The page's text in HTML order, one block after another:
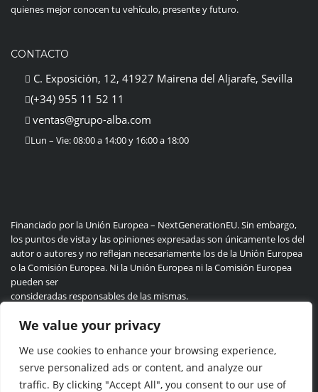
We value your privacy
We use cookies to enhance your browsing experience,
serve personalized ads or content, and analyze our
traffic. By clicking "Accept All", you consent to our use of
quienes mejor conocen tu vehículo, presente y futuro.
CONTACTO
C. Exposición, 12, 41927 Mairena del Aljarafe, Sevilla
(+34) 955 11 52 11
ventas@grupo-alba.com
Lun – Vie: 08:00 a 14:00 y 16:00 a 18:00
Financiado por la Unión Europea – NextGenerationEU. Sin embargo,
los puntos de vista y las opiniones expresadas son únicamente los del
autor o autores y no reflejan necesariamente los de la Unión Europea
o la Comisión Europea. Ni la Unión Europea ni la Comisión Europea
pueden ser
consideradas responsables de las mismas.
Politica de privacidad Cookie